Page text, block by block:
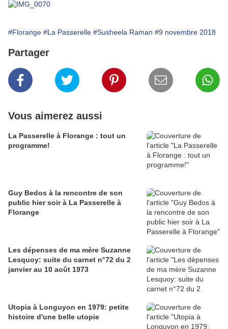
#Florange #La Passerelle #Susheela Raman #9 novembre 2018
Partager
Vous aimerez aussi
La Passerelle à Florange : tout un
programme!
Guy Bedos à la rencontre de son
public hier soir à La Passerelle à
Florange
Les dépenses de ma mère Suzanne
Lesquoy: suite du carnet n°72 du 2
janvier au 10 août 1973
Utopia à Longuyon en 1979: petite
histoire d'une belle utopie